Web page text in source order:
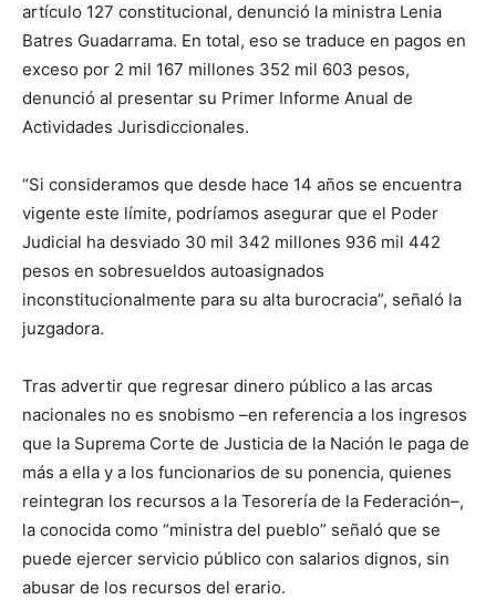
artículo 127 constitucional, denunció la ministra Lenia
Batres Guadarrama. En total, eso se traduce en pagos en
exceso por 2 mil 167 millones 352 mil 603 pesos,
denunció al presentar su Primer Informe Anual de
Actividades Jurisdiccionales.
“Si consideramos que desde hace 14 años se encuentra
vigente este límite, podríamos asegurar que el Poder
Judicial ha desviado 30 mil 342 millones 936 mil 442
pesos en sobresueldos autoasignados
inconstitucionalmente para su alta burocracia”, señaló la
juzgadora.
Tras advertir que regresar dinero público a las arcas
nacionales no es snobismo –en referencia a los ingresos
que la Suprema Corte de Justicia de la Nación le paga de
más a ella y a los funcionarios de su ponencia, quienes
reintegran los recursos a la Tesorería de la Federación–,
la conocida como “ministra del pueblo” señaló que se
puede ejercer servicio público con salarios dignos, sin
abusar de los recursos del erario.